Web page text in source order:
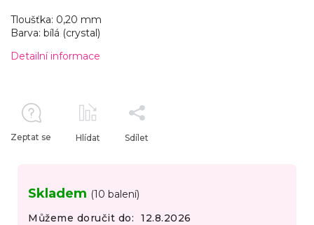
Skladem (10 balení)
Můžeme doručit do:
12.8.2026
Tloušťka: 0,20 mm
Barva: bílá (crystal)
Detailní informace
Zeptat se Hlídat Sdílet